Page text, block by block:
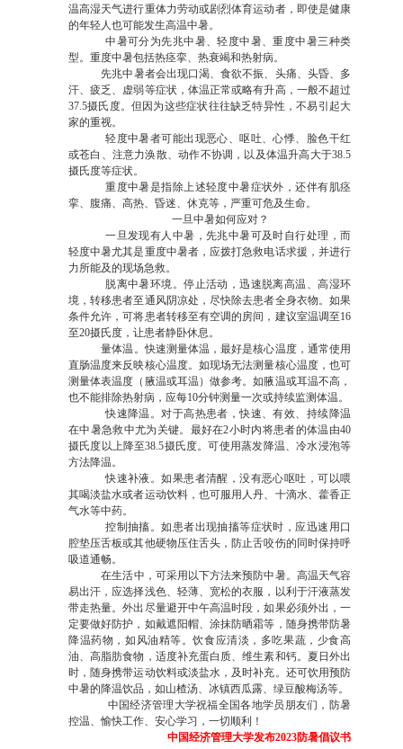
温高湿天气进行重体力劳动或剧烈体育运动者，即使是健康
的年轻人也可能发生高温中暑。
中暑可分为先兆中暑、轻度中暑、重度中暑三种类
型。重度中暑包括热痉挛、热衰竭和热射病。
先兆中暑者会出现口渴、食欲不振、头痛、头昏、多
汗、疲乏、虚弱等症状，体温正常或略有升高，一般不超过
37.5摄氏度。但因为这些症状往往缺乏特异性，不易引起大
家的重视。
轻度中暑者可能出现恶心、呕吐、心悸、脸色干红
或苍白、注意力涣散、动作不协调，以及体温升高大于38.5
摄氏度等症状。
重度中暑是指除上述轻度中暑症状外，还伴有肌痉
挛、腹痛、高热、昏迷、休克等，严重可危及生命。
一旦中暑如何应对？
一旦发现有人中暑，先兆中暑可及时自行处理，而
轻度中暑尤其是重度中暑者，应拨打急救电话求援，并进行
力所能及的现场急救。
脱离中暑环境。停止活动，迅速脱离高温、高湿环
境，转移患者至通风阴凉处，尽快除去患者全身衣物。如果
条件允许，可将患者转移至有空调的房间，建议室温调至16
至20摄氏度，让患者静卧休息。
量体温。快速测量体温，最好是核心温度，通常使用
直肠温度来反映核心温度。如现场无法测量核心温度，也可
测量体表温度（腋温或耳温）做参考。如腋温或耳温不高，
也不能排除热射病，应每10分钟测量一次或持续监测体温。
快速降温。对于高热患者，快速、有效、持续降温
在中暑急救中尤为关键。最好在2小时内将患者的体温由40
摄氏度以上降至38.5摄氏度。可使用蒸发降温、冷水浸泡等
方法降温。
快速补液。如果患者清醒，没有恶心呕吐，可以喂
其喝淡盐水或者运动饮料，也可服用人丹、十滴水、藿香正
气水等中药。
控制抽搐。如患者出现抽搐等症状时，应迅速用口
腔垫压舌板或其他硬物压住舌头，防止舌咬伤的同时保持呼
吸道通畅。
在生活中，可采用以下方法来预防中暑。高温天气容
易出汗，应选择浅色、轻薄、宽松的衣服，以利于汗液蒸发
带走热量。外出尽量避开中午高温时段，如果必须外出，一
定要做好防护，如戴遮阳帽、涂抹防晒霜等，随身携带防暑
降温药物，如风油精等。饮食应清淡，多吃果蔬，少食高
油、高脂肪食物，适度补充蛋白质、维生素和钙。夏日外出
时，随身携带运动饮料或淡盐水，及时补充。还可饮用预防
中暑的降温饮品，如山楂汤、冰镇西瓜露、绿豆酸梅汤等。
中国经济管理大学祝福全国各地学员朋友们，防暑
控温、愉快工作、安心学习，一切顺利！
中国经济管理大学发布2023防暑倡议书